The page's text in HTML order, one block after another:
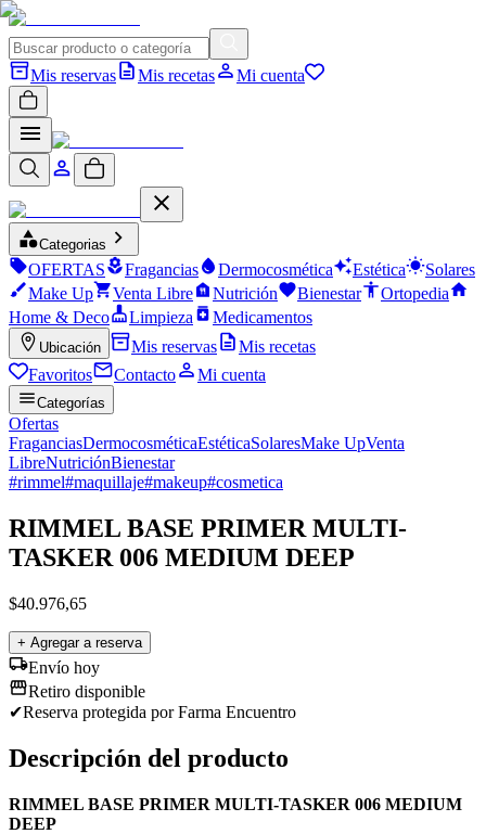
Mis reservas Mis recetas Mi cuenta
Categorias
OFERTAS Fragancias Dermocosmética Estética
Solares
Make Up
Venta Libre Nutrición Bienestar
Ortopedia
Home & Deco
Limpieza Medicamentos
Ubicación Mis reservas
Mis recetas
Favoritos
Contacto Mi cuenta
Categorías
Ofertas
FraganciasDermocosméticaEstéticaSolaresMake UpVenta
LibreNutriciónBienestar
#rimmel#maquillaje#makeup#cosmetica
RIMMEL BASE PRIMER MULTI-
TASKER 006 MEDIUM DEEP
$40.976,65
+ Agregar a reserva
Envío hoy
Retiro disponible
✔Reserva protegida por Farma Encuentro
Descripción del producto
RIMMEL BASE PRIMER MULTI-TASKER 006 MEDIUM
DEEP